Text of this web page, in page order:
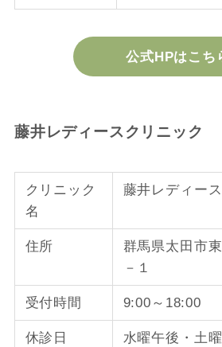
公式HPはこち
藤井レディースクリニック
クリニック
名
藤井レディー
住所
群馬県太田市
－１
受付時間 9:00～18:00
休診日 水曜午後・土